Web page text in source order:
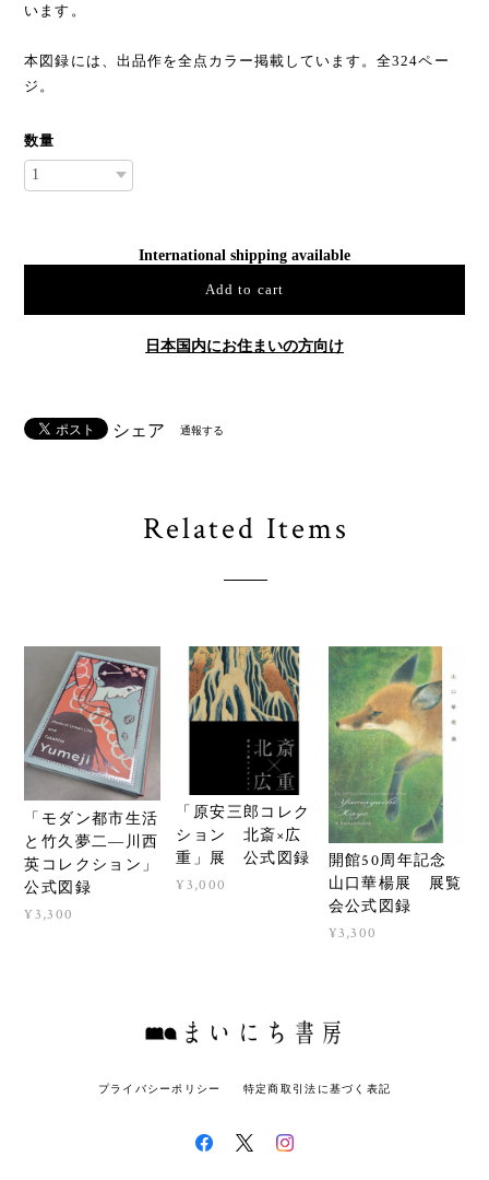
います。
本図録には、出品作を全点カラー掲載しています。全324ペー
ジ。
数量
International shipping available
Add to cart
日本国内にお住まいの方向け
シェア 通報する
Related Items
「モダン都市生活
と竹久夢二―川西
英コレクション」
公式図録
¥3,300
「原安三郎コレク
ション 北斎×広
重」展 公式図録
¥3,000
開館50周年記念
山口華楊展 展覧
会公式図録
¥3,300
プライバシーポリシー 特定商取引法に基づく表記